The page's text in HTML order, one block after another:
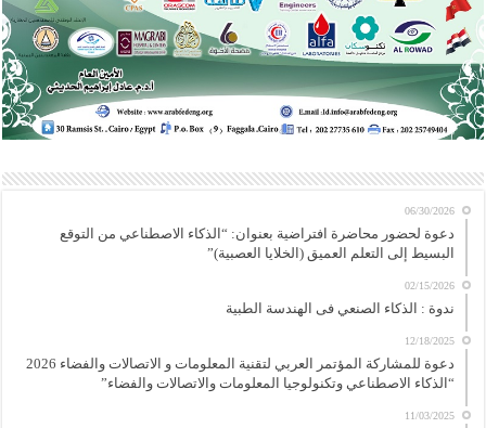
06/30/2026
دعوة لحضور محاضرة افتراضية بعنوان: “الذكاء الاصطناعي من التوقع
البسيط إلى التعلم العميق (الخلايا العصبية)”
02/15/2026
ندوة : الذكاء الصنعي فى الهندسة الطبية
12/18/2025
دعوة للمشاركة المؤتمر العربي لتقنية المعلومات و الاتصالات والفضاء 2026
“الذكاء الاصطناعي وتكنولوجيا المعلومات والاتصالات والفضاء”
11/03/2025